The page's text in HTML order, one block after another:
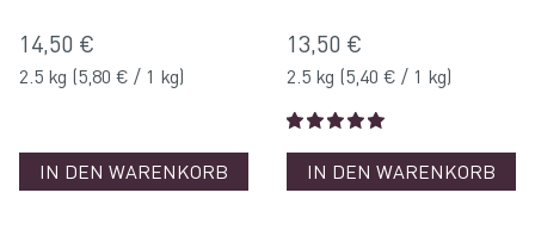
14,50 €
2.5 kg (5,80 € / 1 kg)
IN DEN WARENKORB
13,50 €
2.5 kg (5,40 € / 1 kg)
IN DEN WARENKORB